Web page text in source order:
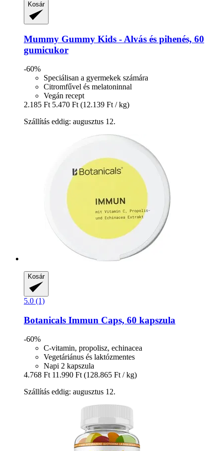
Kosár
Mummy Gummy Kids -​ Alvás és pihenés, 60
gumicukor
-60%
Speciálisan a gyermekek számára
Citromfűvel és melatoninnal
Vegán recept
2.185 Ft 5.470 Ft (12.139 Ft / kg)
Szállítás eddig: augusztus 12.
Kosár
5.0 (1)
Botanicals Immun Caps, 60 kapszula
-60%
C-vitamin, propolisz, echinacea
Vegetáriánus és laktózmentes
Napi 2 kapszula
4.768 Ft 11.990 Ft (128.865 Ft / kg)
Szállítás eddig: augusztus 12.